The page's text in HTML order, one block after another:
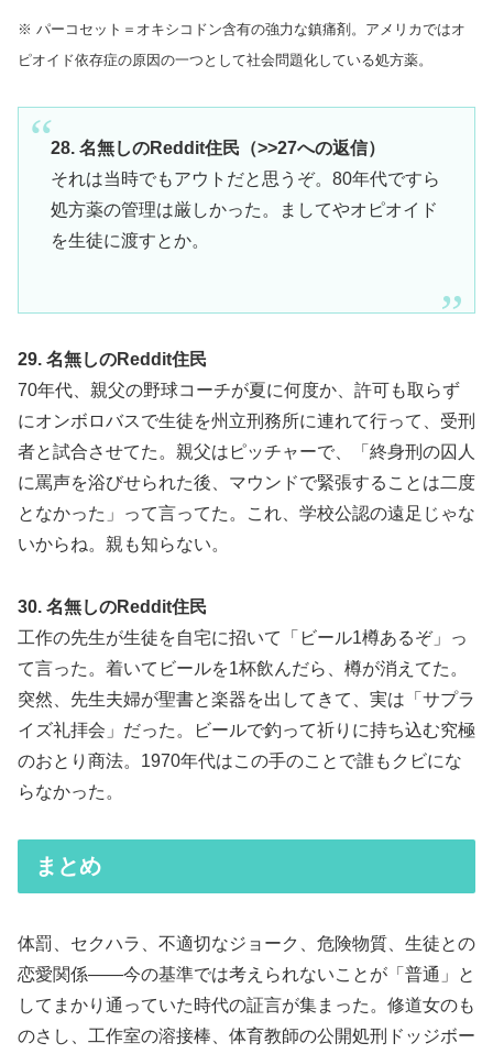
※ パーコセット＝オキシコドン含有の強力な鎮痛剤。アメリカではオ
ピオイド依存症の原因の一つとして社会問題化している処方薬。
28. 名無しのReddit住民（>>27への返信）
それは当時でもアウトだと思うぞ。80年代ですら
処方薬の管理は厳しかった。ましてやオピオイド
を生徒に渡すとか。
29. 名無しのReddit住民
70年代、親父の野球コーチが夏に何度か、許可も取らず
にオンボロバスで生徒を州立刑務所に連れて行って、受刑
者と試合させてた。親父はピッチャーで、「終身刑の囚人
に罵声を浴びせられた後、マウンドで緊張することは二度
となかった」って言ってた。これ、学校公認の遠足じゃな
いからね。親も知らない。
30. 名無しのReddit住民
工作の先生が生徒を自宅に招いて「ビール1樽あるぞ」っ
て言った。着いてビールを1杯飲んだら、樽が消えてた。
突然、先生夫婦が聖書と楽器を出してきて、実は「サプラ
イズ礼拝会」だった。ビールで釣って祈りに持ち込む究極
のおとり商法。1970年代はこの手のことで誰もクビにな
らなかった。
まとめ
体罰、セクハラ、不適切なジョーク、危険物質、生徒との
恋愛関係――今の基準では考えられないことが「普通」と
してまかり通っていた時代の証言が集まった。修道女のも
のさし、工作室の溶接棒、体育教師の公開処刑ドッジボー